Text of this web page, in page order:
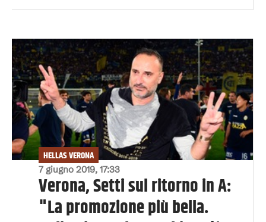
7 giugno 2019, 17:33
HELLAS VERONA
Verona, Setti sul ritorno in A:
"La promozione più bella.